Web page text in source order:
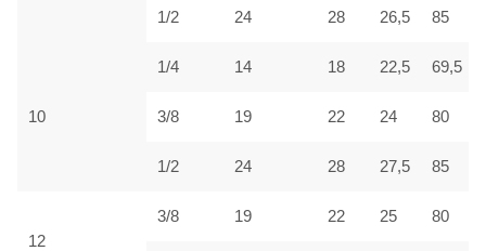
1/2 24 28 26,5 85
10
1/4 14 18 22,5 69,5
3/8 19 22 24 80
1/2 24 28 27,5 85
12
3/8 19 22 25 80